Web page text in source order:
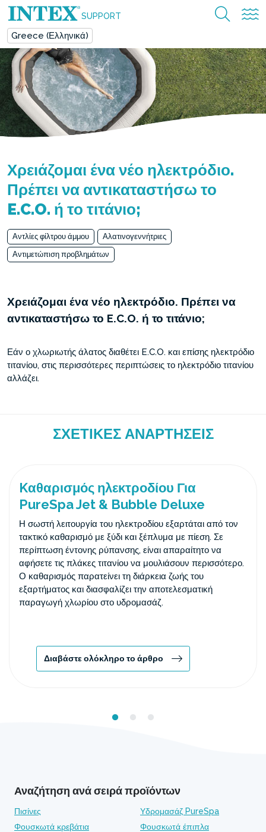
SUPPORT
Greece (Ελληνικά)
Χρειάζομαι ένα νέο ηλεκτρόδιο.
Πρέπει να αντικαταστήσω το
E.C.O. ή το τιτάνιο;
Αντλίες φίλτρου άμμου
Αλατινογεννήτριες
Αντιμετώπιση προβλημάτων
Χρειάζομαι ένα νέο ηλεκτρόδιο. Πρέπει να
αντικαταστήσω το E.C.O. ή το τιτάνιο;
Εάν ο χλωριωτής άλατος διαθέτει E.C.O. και επίσης ηλεκτρόδιο
τιτανίου, στις περισσότερες περιπτώσεις το ηλεκτρόδιο τιτανίου
αλλάζει.
ΣΧΕΤΙΚΈΣ ΑΝΑΡΤΉΣΕΙΣ
Kαθαρισμός ηλεκτροδίου Για
PureSpa Jet & Bubble Deluxe
Η σωστή λειτουργία του ηλεκτροδίου εξαρτάται από τον
τακτικό καθαρισμό με ξύδι και ξέπλυμα με πίεση. Σε
περίπτωση έντονης ρύπανσης, είναι απαραίτητο να
αφήσετε τις πλάκες τιτανίου να μουλιάσουν περισσότερο.
Ο καθαρισμός παρατείνει τη διάρκεια ζωής του
εξαρτήματος και διασφαλίζει την αποτελεσματική
παραγωγή χλωρίου στο υδρομασάζ.
Διαβάστε ολόκληρο το άρθρο
Αναζήτηση ανά σειρά προϊόντων
Πισίνες
Υδρομασάζ PureSpa
Φουσκωτά κρεβάτια
Φουσκωτά έπιπλα